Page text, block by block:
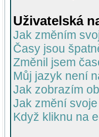
Uživatelská
Jak změním
Časy jsou
Změnil jsem
Můj jazyk není
Jak zobrazím
Jak změní
Když kliknu na